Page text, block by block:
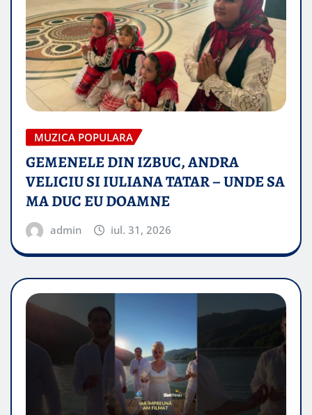
MUZICA POPULARA
GEMENELE DIN IZBUC, ANDRA
VELICIU SI IULIANA TATAR – UNDE SA
MA DUC EU DOAMNE
admin iul. 31, 2026